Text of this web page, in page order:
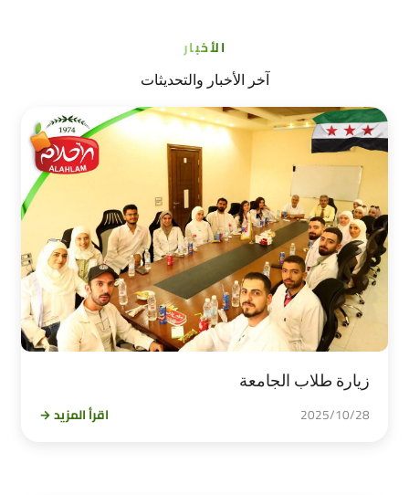
الأخبار
آخر الأخبار والتحديثات
زيارة طلاب الجامعة
2025/10/28 اقرأ المزيد →